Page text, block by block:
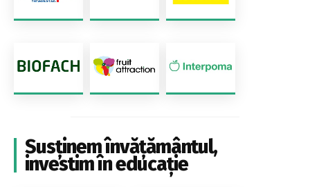
Susținem învățământul,
investim în educație